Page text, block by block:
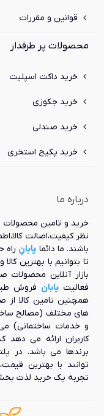
قوانین و مقررات
محصولات پر طرفدار
خرید داکت اسپلیت
خرید جکوزی
خرید صندلی
خرید پکیج استخری
درباره ما
خرید و تامین محصولات
نظر کیفیت،اصالت
باشند. ما دائما یابانِ
تا بتوانیم با بهترین
فعالیتیابان فروش
همچنین تامین کالا از
های مختلف (مصالح
و خدمات ساختمانی)
کاربران ارائه می دهد
برندها می باشد. در
توانند با بهترین
تجربه یک خرید لذت